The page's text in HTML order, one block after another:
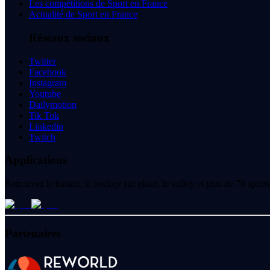
Les compétitions de Sport en France
Actualité de Sport en France
Réseaux sociaux
Twitter
Facebook
Instagram
Youtube
Dailymotion
Tik Tok
Linkedin
Twitch
Applications
Retrouvez le basket, le hockey sur glace, le volley et plus de 70
Partenaires